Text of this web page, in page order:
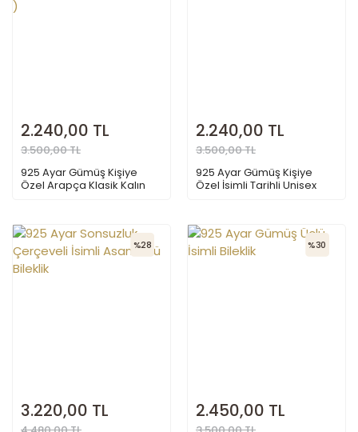
2.240,00 TL
3.500,00 TL
925 Ayar Gümüş Kişiye
Özel Arapça Klasik Kalın
2.240,00 TL
3.500,00 TL
925 Ayar Gümüş Kişiye
Özel İsimli Tarihli Unisex
%28
3.220,00 TL
%30
2.450,00 TL